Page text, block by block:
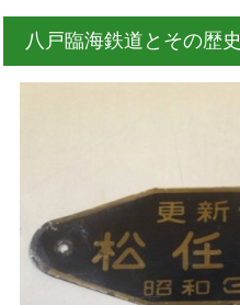
八戸臨海鉄道とその歴史